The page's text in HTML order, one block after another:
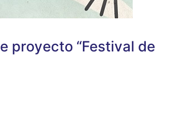
proyecto “Festival de